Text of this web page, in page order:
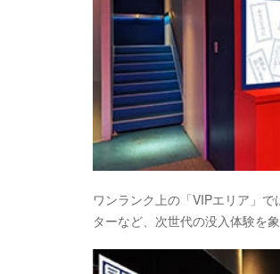
ワンランク上の「VIPエリア」
ターなど、次世代の没入体験を